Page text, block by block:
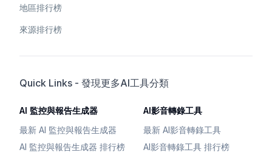
地區排行榜
來源排行榜
Quick Links - 發現更多AI工具分類
AI 監控與報告生成器
最新 AI 監控與報告生成器
AI 監控與報告生成器 排行榜
AI影音轉錄工具
最新 AI影音轉錄工具
AI影音轉錄工具 排行榜